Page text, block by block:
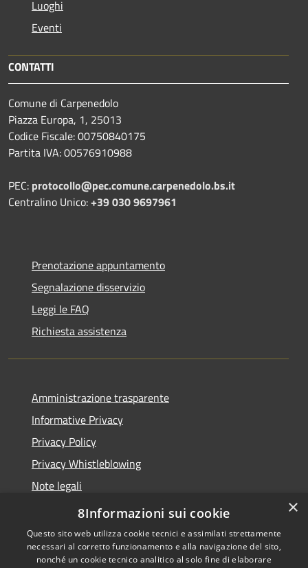
Luoghi
Eventi
CONTATTI
Comune di Carpenedolo
Piazza Europa, 1, 25013
Codice Fiscale: 00750840175
Partita IVA: 00576910988
PEC: protocollo@pec.comune.carpenedolo.bs.it
Centralino Unico:+39 030 9697961
Prenotazione appuntamento
Segnalazione disservizio
Leggi le FAQ
Richiesta assistenza
Amministrazione trasparente
Informative Privacy
Privacy Policy
Privacy Whistleblowing
Note legali
Dichiarazione di accessibilità
×
8Informazioni sui cookie
Questo sito web utilizza cookie tecnici e assimilati strettamente
necessari al corretto funzionamento e alla navigazione del sito,
nonché un cookie tecnico analitico al solo fine di elaborare